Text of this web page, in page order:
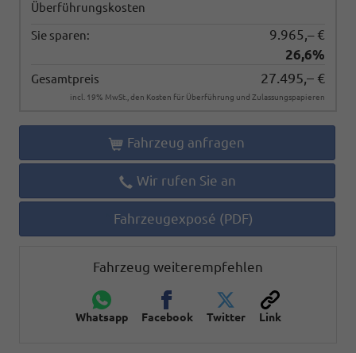
Überführungskosten
Sie sparen:
9.965,– €
26,6%
Gesamtpreis 27.495,– €
incl. 19% MwSt., den Kosten für Überführung und Zulassungspapieren
Fahrzeug anfragen
Wir rufen Sie an
Fahrzeugexposé (PDF)
Fahrzeug weiterempfehlen
Whatsapp Facebook Twitter Link